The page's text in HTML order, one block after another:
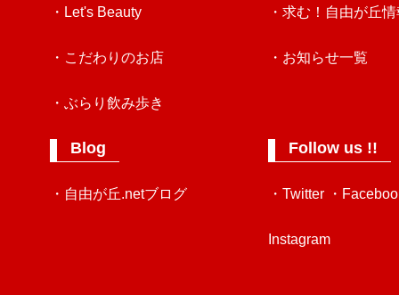
・Let's Beauty
・こだわりのお店
・ぶらり飲み歩き
Blog
・自由が丘.netブログ
・求む！自由が丘
・お知らせ一覧
Follow us !!
・Twitter ・
Instagram